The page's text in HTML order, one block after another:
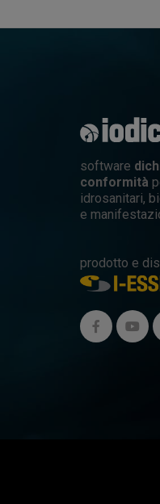
software
conformità
idrosanitari,
e
prodotto e